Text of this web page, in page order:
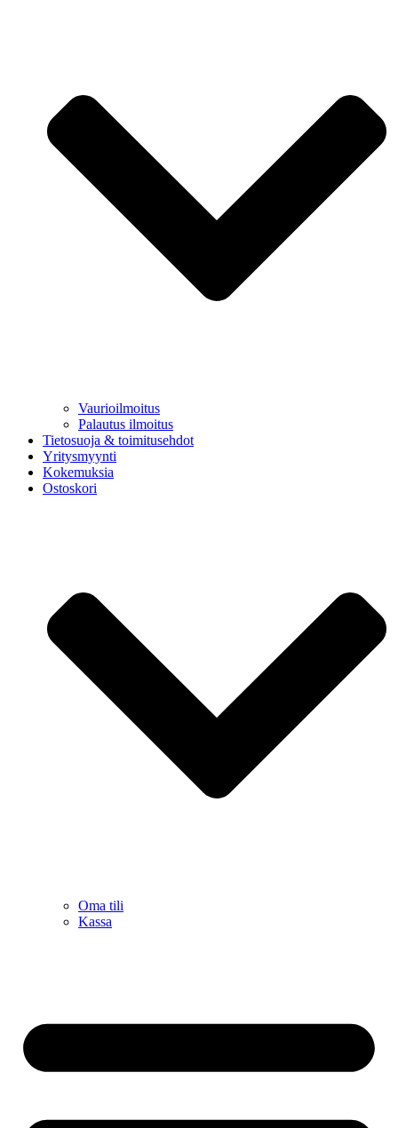
Vaurioilmoitus
Palautus ilmoitus
Tietosuoja & toimitusehdot
Yritysmyynti
Kokemuksia
Ostoskori
Oma tili
Kassa